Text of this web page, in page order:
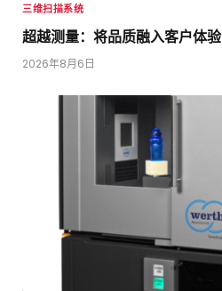
三维扫描系统
超越测量：将品质融入客户体验
2026年8月6日